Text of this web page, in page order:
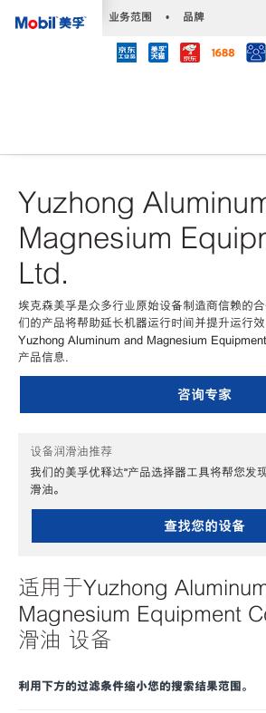
业务范围 • 品牌
Yuzhong
Magnesium
Ltd.
埃克森美孚是众多行业原始设备制造商信赖的
们的产品将帮助延长机器运行时间并提升运行
Yuzhong Aluminum and Magnesium
产品信息.
咨询专家
设备润滑油推荐
我们的美孚优释达℠产品选择器工具将帮您发
滑油。
查找您的设备
适用于Yuzhong
Magnesium Equipment
滑油 设备
利用下方的过滤条件缩小您的搜索结果范围。